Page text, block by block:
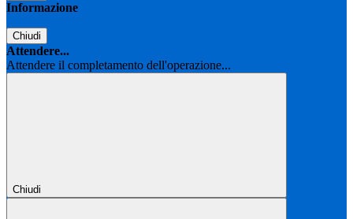
Informazione
Chiudi
Attendere...
Attendere il completamento dell'operazione...
Chiudi